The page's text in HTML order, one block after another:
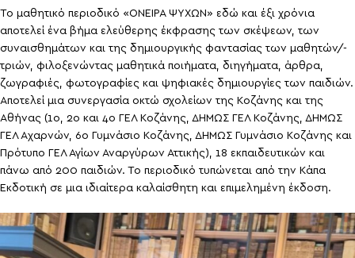
Το μαθητικό περιοδικό «ΟΝΕΙΡΑ ΨΥΧΩΝ» εδώ και έξι χρόνια
αποτελεί ένα βήμα ελεύθερης έκφρασης των σκέψεων, των
συναισθημάτων και της δημιουργικής φαντασίας των μαθητών/-
τριών, φιλοξενώντας μαθητικά ποιήματα, διηγήματα, άρθρα,
ζωγραφιές, φωτογραφίες και ψηφιακές δημιουργίες των παιδιών.
Αποτελεί μια συνεργασία οκτώ σχολείων της Κοζάνης και της
Αθήνας (1ο, 2ο και 4ο ΓΕΛ Κοζάνης, ΔΗΜΩΣ ΓΕΛ Κοζάνης, ΔΗΜΩΣ
ΓΕΛ Αχαρνών, 6ο Γυμνάσιο Κοζάνης, ΔΗΜΩΣ Γυμνάσιο Κοζάνης και
Πρότυπο ΓΕΛ Αγίων Αναργύρων Αττικής), 18 εκπαιδευτικών και
πάνω από 200 παιδιών. Το περιοδικό τυπώνεται από την Κάπα
Εκδοτική σε μια ιδιαίτερα καλαίσθητη και επιμελημένη έκδοση.